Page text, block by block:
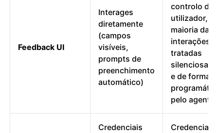
Feedback UI
Interages
diretamente
(campos
visíveis,
prompts de
preenchimento
automático)
controlo do
utilizador,
maioria das
interações
tratadas
e de forma
pelo agente
Credenciais
Credenciais